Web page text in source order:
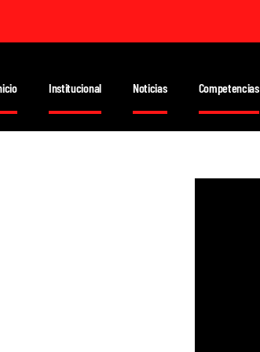
Institucional Noticias Competencias